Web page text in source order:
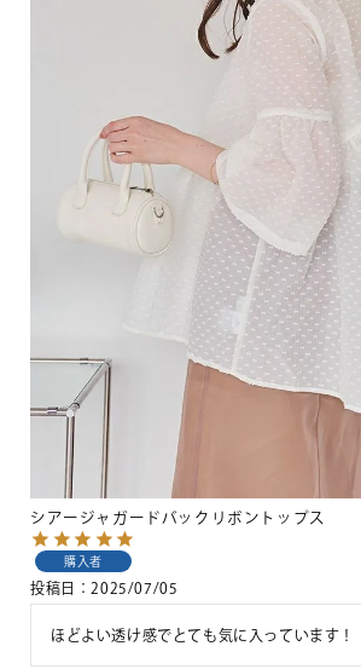
シアージャガードバックリボントップス
購入者
投稿日 2025/07/05
ほどよい透け感でとても気に入っています！